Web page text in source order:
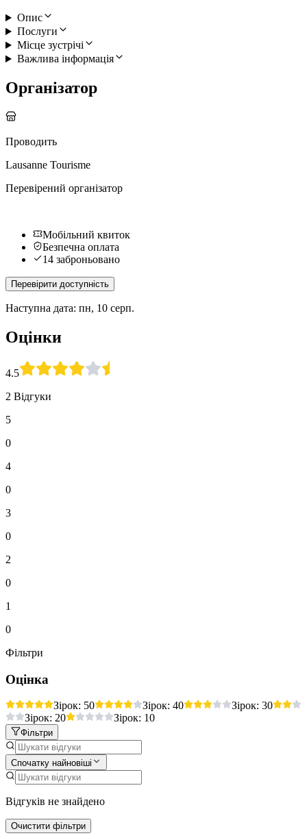
Опис
Послуги
Місце зустрічі
Важлива інформація
Організатор
Проводить
Lausanne Tourisme
Перевірений організатор
Мобільний квиток
Безпечна оплата
14 заброньовано
Перевірити доступність
Наступна дата: пн, 10 серп.
Оцінки
4.5
2 Відгуки
5
0
4
0
3
0
2
0
1
0
Фільтри
Оцінка
Зірок: 50 Зірок: 40 Зірок: 30
Зірок: 20 Зірок: 10
Фільтри
Спочатку найновіші
Відгуків не знайдено
Очистити фільтри